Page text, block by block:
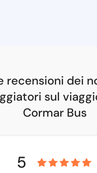
recensioni dei
sul
Cormar Bus
5